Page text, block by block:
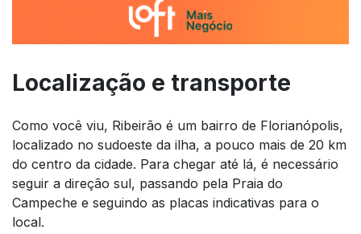
Localização e transporte
Como você viu, Ribeirão é um bairro de Florianópolis,
localizado no sudoeste da ilha, a pouco mais de 20 km
do centro da cidade. Para chegar até lá, é necessário
seguir a direção sul, passando pela Praia do
Campeche e seguindo as placas indicativas para o
local.